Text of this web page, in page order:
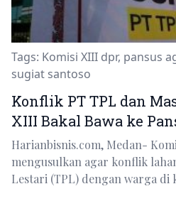
Tags: Komisi XIII dpr, pansus
sugiat santoso
Konflik PT TPL dan
XIII Bakal Bawa ke
Harianbisnis.com, Medan-
mengusulkan agar konflik
Lestari (TPL) dengan warga di